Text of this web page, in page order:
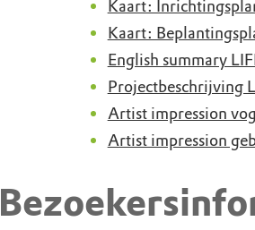
Kaart:
Kaart:
English summary
Projectbeschrijving
Artist impression
Artist impression